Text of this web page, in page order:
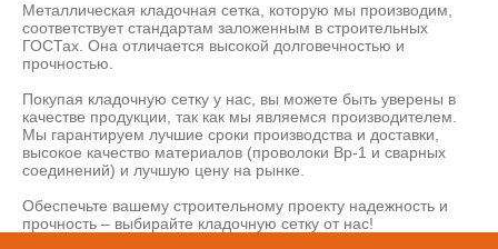
Металлическая кладочная сетка, которую мы производим,
соответствует стандартам заложенным в строительных
ГОСТах. Она отличается высокой долговечностью и
прочностью.
Покупая кладочную сетку у нас, вы можете быть уверены в
качестве продукции, так как мы являемся производителем.
Мы гарантируем лучшие сроки производства и доставки,
высокое качество материалов (проволоки Вр-1 и сварных
соединений) и лучшую цену на рынке.
Обеспечьте вашему строительному проекту надежность и
прочность – выбирайте кладочную сетку от нас!